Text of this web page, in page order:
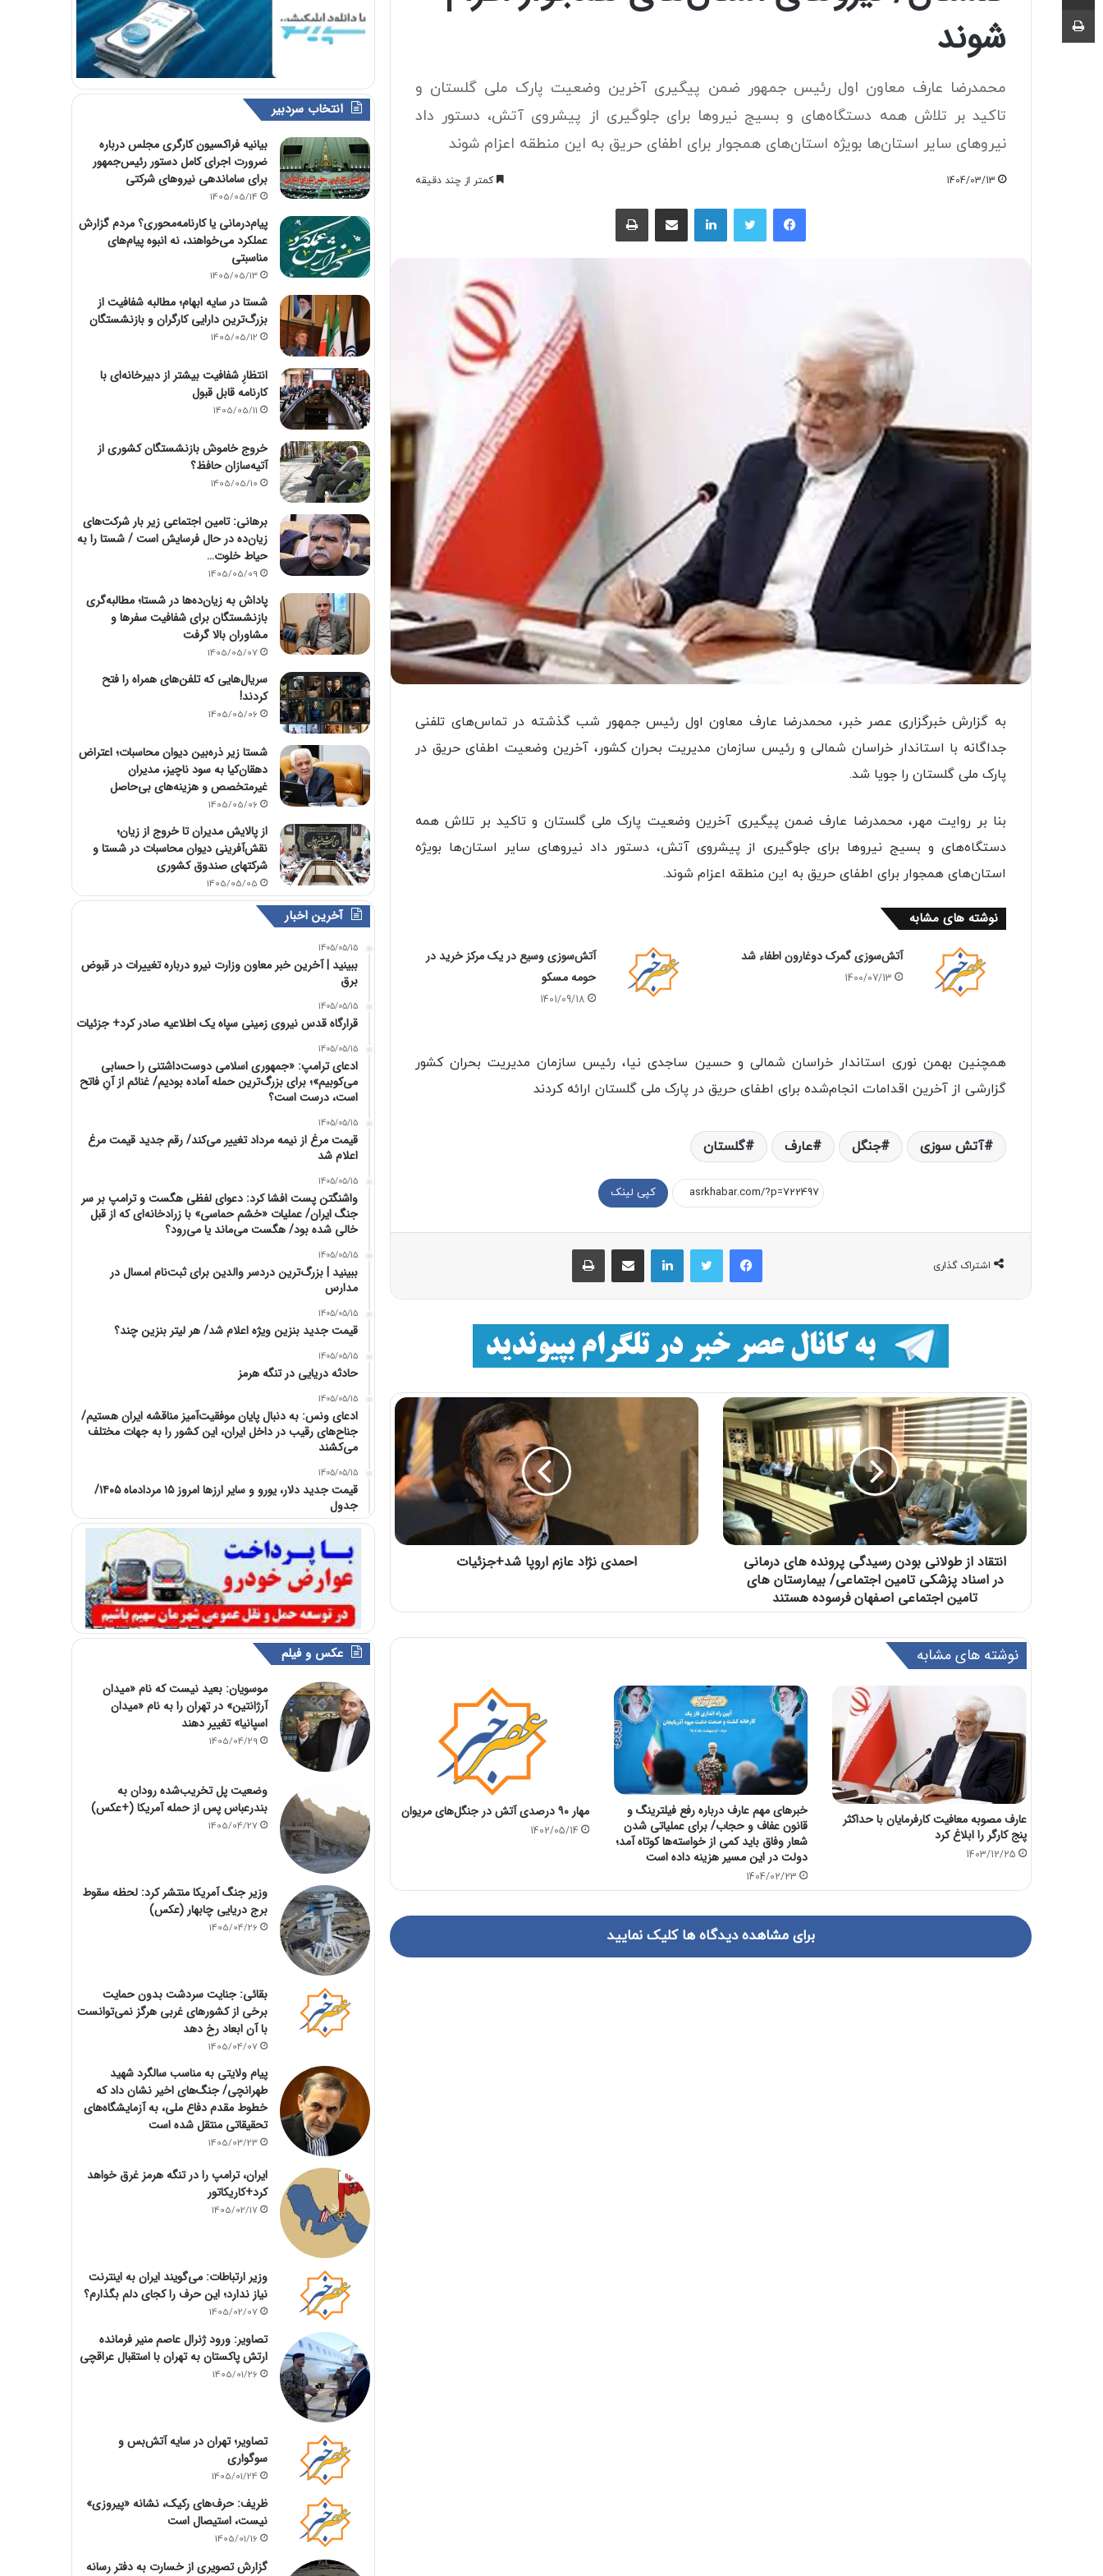
شوند
محمدرضا عارف معاون اول رئیس جمهور ضمن پیگیری آخرین وضعیت پارک ملی گلستان و
تاکید بر تلاش همه دستگاه‌های و بسیج نیروها برای جلوگیری از پیشروی آتش، دستور داد
نیروهای سایر استان‌ها بویژه استان‌های همجوار برای اطفای حریق به این منطقه اعزام شوند
1404/03/13 کمتر از چند دقیقه
فیسبوک لینکداین
به گزارش خبرگزاری عصر خبر، محمدرضا عارف معاون اول رئیس جمهور شب گذشته در تماس‌های تلفنی
جداگانه با استاندار خراسان شمالی و رئیس سازمان مدیریت بحران کشور، آخرین وضعیت اطفای حریق در
پارک ملی گلستان را جویا شد.
بنا بر روایت مهر، محمدرضا عارف ضمن پیگیری آخرین وضعیت پارک ملی گلستان و تاکید بر تلاش همه
دستگاه‌های و بسیج نیروها برای جلوگیری از پیشروی آتش، دستور داد نیروهای سایر استان‌ها بویژه
استان‌های همجوار برای اطفای حریق به این منطقه اعزام شوند.
نوشته های مشابه
آتش‌سوزی گمرک دوغارون اطفاء شد
1400/07/13
آتش‌سوزی وسیع در یک مرکز خرید در
حومه مسکو
1401/09/18
همچنین بهمن نوری استاندار خراسان شمالی و حسین ساجدی نیا، رئیس سازمان مدیریت بحران کشور
گزارشی از آخرین اقدامات انجام‌شده برای اطفای حریق در پارک ملی گلستان ارائه کردند
آتش سوزی جنگل عارف گلستان
کپی لینک
اشتراک گذاری
فیسبوک لینکداین
انتقاد از طولانی بودن رسیدگی پرونده های درمانی
در اسناد پزشکی تامین اجتماعی/ بيمارستان های
تامین اجتماعی اصفهان فرسوده هستند
احمدی نژاد عازم اروپا شد+جزئیات
نوشته های مشابه
عارف مصوبه معافیت کارفرمایان با حداکثر
پنج کارگر را ابلاغ کرد
1403/12/25
خبرهای مهم عارف درباره رفع فیلترینگ و
قانون عفاف و حجاب/ برای عملیاتی شدن
شعار وفاق باید کمی از خواسته‌ها کوتاه آمد؛
دولت در این مسیر هزینه داده است
1404/02/23
مهار ۹۰ درصدی آتش در جنگل‌های مریوان
1402/05/14
برای مشاهده دیدگاه ها کلیک نمایید
انتخاب سردبیر
بیانیه فراکسیون کارگری مجلس درباره
ضرورت اجرای کامل دستور رئیس‌جمهور
برای ساماندهی نیروهای شرکتی
1405/05/14
پیام‌درمانی یا کارنامه‌محوری؟ مردم گزارش
عملکرد می‌خواهند، نه انبوه پیام‌های
مناسبتی
1405/05/13
شستا در سایه ابهام؛ مطالبه شفافیت از
بزرگ‌ترین دارایی کارگران و بازنشستگان
1405/05/12
انتظارِ شفافیت بیشتر از دبیرخانه‌ای با
کارنامه قابل قبول
1405/05/11
خروج خاموش بازنشستگان کشوری از
آتیه‌سازان حافظ؟
1405/05/10
برهانی: تامین اجتماعی زیر بار شرکت‌های
زیان‌ده در حال فرسایش است / شستا را به
حیاط خلوت…
1405/05/09
پاداش به زیان‌ده‌ها در شستا؛ مطالبه‌گری
بازنشستگان برای شفافیت سفرها و
مشاوران بالا گرفت
1405/05/07
سریال‌هایی که تلفن‌های همراه را فتح
کردند!
1405/05/06
شستا زیر ذره‌بین دیوان محاسبات؛ اعتراض
دهقان‌کیا به سود ناچیز، مدیران
غیرمتخصص و هزینه‌های بی‌حاصل
1405/05/06
از پالایش مدیران تا خروج از زیان؛
نقش‌آفرینی دیوان محاسبات در شستا و
شرکتهای صندوق کشوری
1405/05/05
آخرین اخبار
1405/05/15
ببینید | آخرین خبر معاون وزارت نیرو درباره تغییرات در قبوض
برق
1405/05/15
قرارگاه قدس نیروی زمینی سپاه یک اطلاعیه صادر کرد+ جزئیات
1405/05/15
ادعای ترامپ: «جمهوری اسلامی دوست‌داشتنی را حسابی
می‌کوبیم»؛ برای بزرگ‌ترین حمله آماده بودیم/ غنائم از آنِ فاتح
است، درست است؟
1405/05/15
قیمت مرغ از نیمه مرداد تغییر می‌کند/ رقم جدید قیمت مرغ
اعلام شد
1405/05/15
واشنگتن پست افشا کرد: دعوای لفظی هگست و ترامپ بر سر
جنگ ایران/ عملیات «خشم حماسی» با زرادخانه‌ای که از قبل
خالی شده بود/ هگست می‌ماند یا می‌رود؟
1405/05/15
ببینید | بزرگ‌ترین دردسر والدین برای ثبت‌نام امسال در
مدارس
1405/05/15
قیمت جدید بنزین ویژه اعلام شد/ هر لیتر بنزین چند؟
1405/05/15
حادثه دریایی در تنگه هرمز
1405/05/15
ادعای ونس: به دنبال پایان موفقیت‌آمیز مناقشه ایران هستیم/
جناح‌های رقیب در داخل ایران، این کشور را به جهات مختلف
می‌کشند
1405/05/15
قیمت جدید دلار، یورو و سایر ارزها امروز ۱۵ مردادماه ۱۴۰۵/
جدول
عکس و فیلم
موسویان: بعید نیست که نام «میدان
آرژانتین» در تهران را به نام «میدان
اسپانیا» تغییر دهند
1405/04/29
وضعیت پل تخریب‌شده رودان به
بندرعباس پس از حمله آمریکا (+عکس)
1405/04/27
وزیر جنگ آمریکا منتشر کرد: لحظه سقوط
برج دریایی چابهار (عکس)
1405/04/26
بقائی: جنایت سردشت بدون حمایت
برخی از کشورهای غربی هرگز نمی‌توانست
با آن ابعاد رخ دهد
1405/04/07
پیام ولایتی به مناسب سالگرد شهید
طهرانچی/ جنگ‌های اخیر نشان داد که
خطوط مقدم دفاع ملی، به آزمایشگاه‌های
تحقیقاتی منتقل شده است
1405/03/23
ایران، ترامپ را در تنگه هرمز غرق خواهد
کرد+کاریکاتور
1405/02/17
وزیر ارتباطات: می‌گویند ایران به اینترنت
نیاز ندارد؛ این حرف را کجای دلم بگذارم؟
1405/02/07
تصاویر: ورود ژنرال عاصم منیر فرمانده
ارتش پاکستان به تهران با استقبال عراقچی
1405/01/26
تصاویر؛ تهران در سایه آتش‌بس و
سوگواری
1405/01/24
ظریف: حرف‌های رکیک، نشانه «پیروزی»
نیست، استیصال است
1405/01/16
گزارش تصویری از خسارت به دفتر رسانه